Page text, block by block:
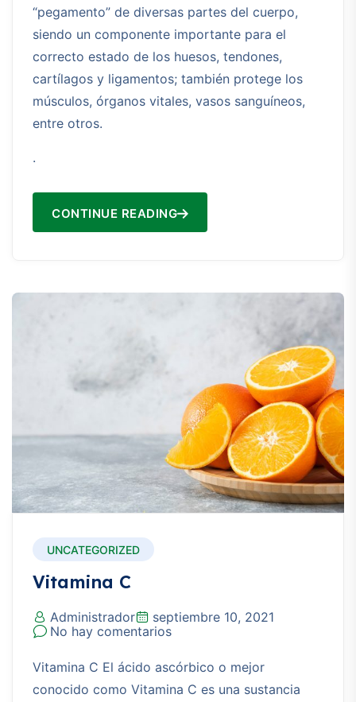
“pegamento” de diversas partes del cuerpo,
siendo un componente importante para el
correcto estado de los huesos, tendones,
cartílagos y ligamentos; también protege los
músculos, órganos vitales, vasos sanguíneos,
entre otros.
.
CONTINUE READING
UNCATEGORIZED
Vitamina C
Administrador
septiembre 10, 2021
No hay comentarios
Vitamina C El ácido ascórbico o mejor
conocido como Vitamina C es una sustancia